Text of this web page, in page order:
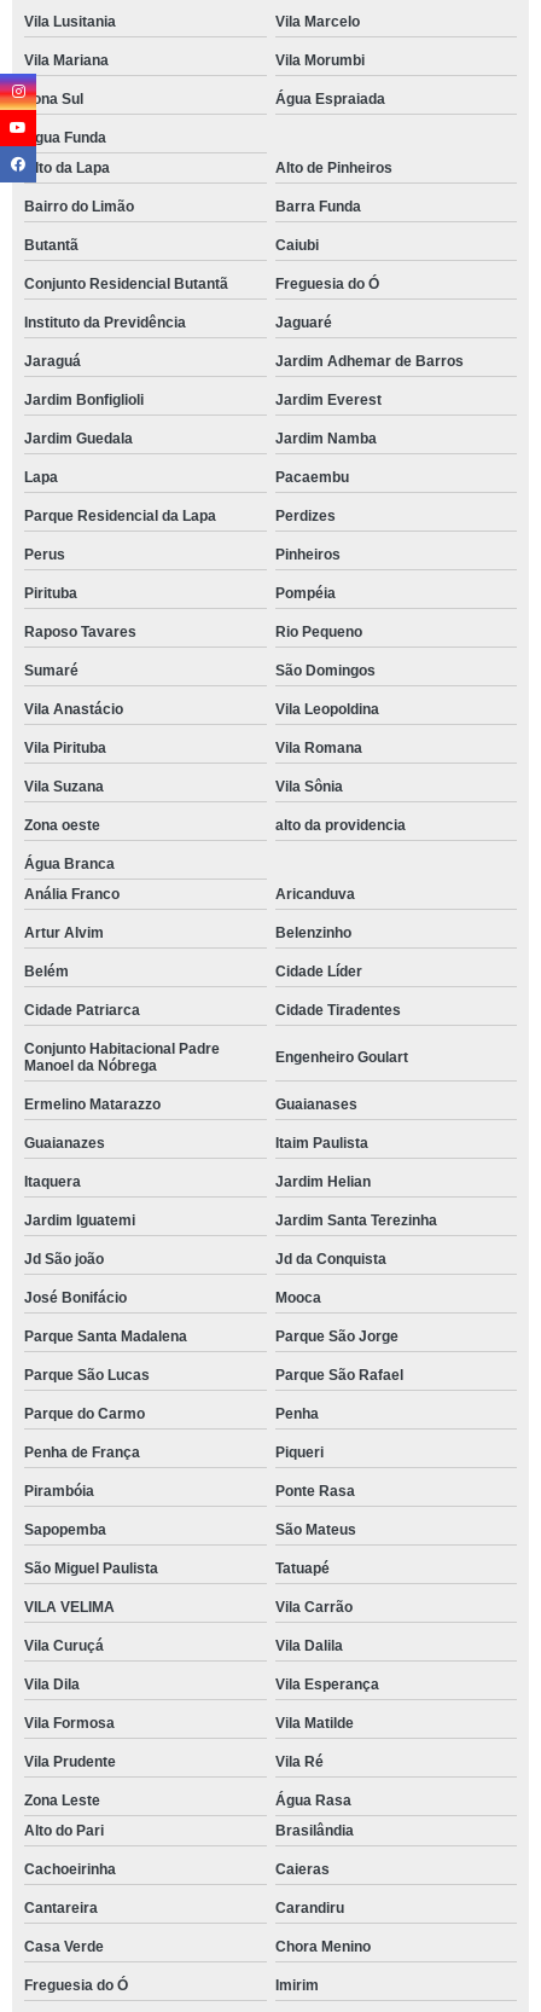
Vila Lusitania Vila Marcelo
Vila Mariana Vila Morumbi
Zona Sul Água Espraiada
Água Funda
Alto da Lapa
Alto de Pinheiros
Bairro do Limão Barra Funda
Butantã Caiubi
Conjunto Residencial Butantã Freguesia do Ó
Instituto da Previdência Jaguaré
Jaraguá Jardim Adhemar de Barros
Jardim Bonfiglioli Jardim Everest
Jardim Guedala Jardim Namba
Lapa Pacaembu
Parque Residencial da Lapa Perdizes
Perus Pinheiros
Pirituba Pompéia
Raposo Tavares Rio Pequeno
Sumaré São Domingos
Vila Anastácio Vila Leopoldina
Vila Pirituba Vila Romana
Vila Suzana Vila Sônia
Zona oeste alto da providencia
Água Branca
Anália Franco
Aricanduva
Artur Alvim Belenzinho
Belém Cidade Líder
Cidade Patriarca Cidade Tiradentes
Conjunto Habitacional Padre
Manoel da Nóbrega
Engenheiro Goulart
Ermelino Matarazzo Guaianases
Guaianazes Itaim Paulista
Itaquera Jardim Helian
Jardim Iguatemi Jardim Santa Terezinha
Jd São joão Jd da Conquista
José Bonifácio Mooca
Parque Santa Madalena Parque São Jorge
Parque São Lucas Parque São Rafael
Parque do Carmo Penha
Penha de França Piqueri
Pirambóia Ponte Rasa
Sapopemba São Mateus
São Miguel Paulista Tatuapé
VILA VELIMA Vila Carrão
Vila Curuçá Vila Dalila
Vila Dila Vila Esperança
Vila Formosa Vila Matilde
Vila Prudente Vila Ré
Zona Leste
Água Rasa
Alto do Pari
Brasilândia
Cachoeirinha Caieras
Cantareira Carandiru
Casa Verde Chora Menino
Freguesia do Ó Imirim